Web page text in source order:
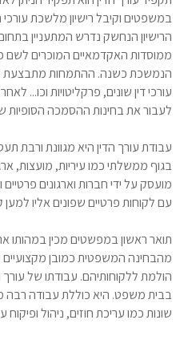
במשפטים וקיבל רישיון מלשכת
הרישיון הנחשק נדרש המתעניין
ממוסדות האקדמאיים המוכרים לשם
הנמשכת כשנה. ההתמחות מתבצעת
עורכי דין שונים, פרקליטויות וכו...
לעבור את בחינות ההסמכה הסופיות
עבודת עורך הדין היא מגוונת ורבת
בגוף ממשלתי כמו עיריות, מועצות,
מועסק על ידי חברות וארגונים פרטיים
עם לקוחות פרטיים שפונים אליו
תואר ראשון במפשטים מכין במהותו
מהבחינה המשפטית כמובן
הולמת ללקוחותיהם. עבודתו של
בבית משפט. היא כוללת עבודה רבה
שונות כמו עריכת חוזים, ניהול ופיקוח